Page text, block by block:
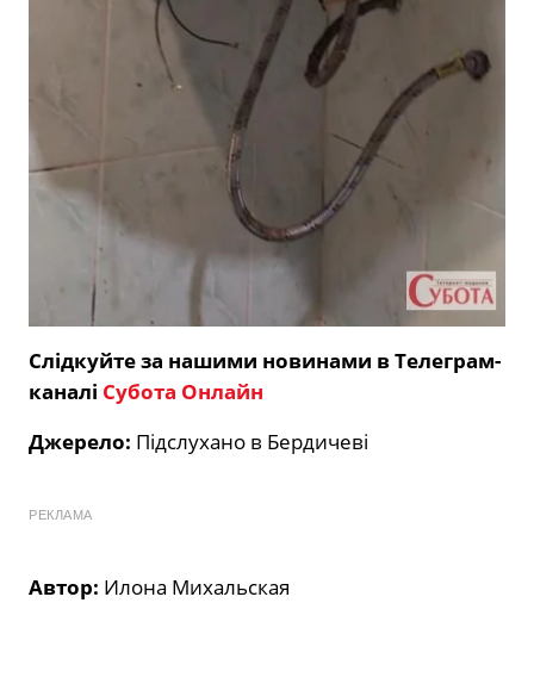
Слідкуйте за нашими новинами в Телеграм-
каналі Субота Онлайн
Джерело: Підслухано в Бердичеві
РЕКЛАМА
Автор: Илона Михальская